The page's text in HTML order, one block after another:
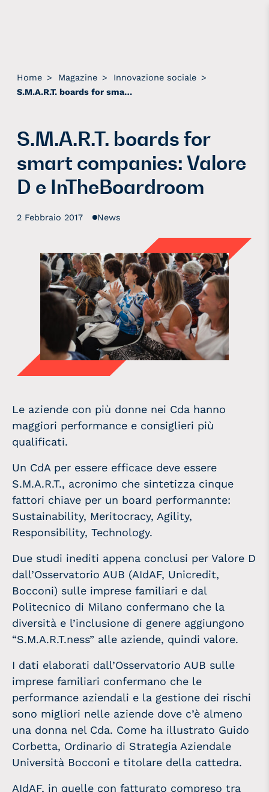
Home > Magazine > Innovazione sociale >
S.M.A.R.T. boards for smart companies: Valore D e InTheBoardroom
S.M.A.R.T. boards for
smart companies: Valore
D e InTheBoardroom
2 Febbraio 2017 News
Le aziende con più donne nei Cda hanno
maggiori performance e consiglieri più
qualificati.
Un CdA per essere efficace deve essere
S.M.A.R.T., acronimo che sintetizza cinque
fattori chiave per un board performannte:
Sustainability, Meritocracy, Agility,
Responsibility, Technology.
Due studi inediti appena conclusi per Valore D
dall’Osservatorio AUB (AIdAF, Unicredit,
Bocconi) sulle imprese familiari e dal
Politecnico di Milano confermano che la
diversità e l’inclusione di genere aggiungono
“S.M.A.R.T.ness” alle aziende, quindi valore.
I dati elaborati dall’Osservatorio AUB sulle
imprese familiari confermano che le
performance aziendali e la gestione dei rischi
sono migliori nelle aziende dove c’è almeno
una donna nel Cda. Come ha illustrato Guido
Corbetta, Ordinario di Strategia Aziendale
Università Bocconi e titolare della cattedra.
AIdAF, in quelle con fatturato compreso tra